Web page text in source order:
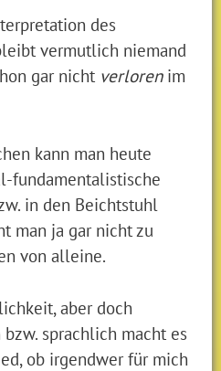
des
vermutlich niemand
gar nicht verlorenim
kann man heute
fundamentalistische
in den Beichtstuhl
man ja gar nicht zu
von alleine.
aber doch
sprachlich macht es
ob irgendwer für mich